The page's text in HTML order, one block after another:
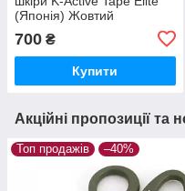
(Японія) Жовтий
700 ₴
Купити
Акційні пропозиції та
Топ продажів –40%